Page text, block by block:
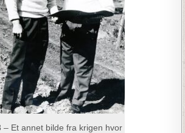
– Et annet bilde fra krigen hvor